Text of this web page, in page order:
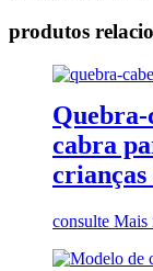
produtos
Quebra-
cabra
crianças
consulte Mais